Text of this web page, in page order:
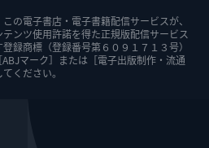
の電子書店・電子書籍配信サービスが、
ンツ使用許諾を得た正規版配信サービス
録商標（登録番号第６０９１７１３号）
マーク］または［電子出版制作・流通
ください。